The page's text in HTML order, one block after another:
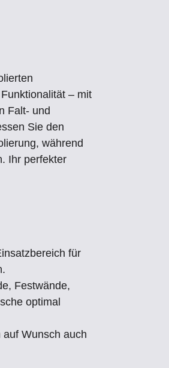
– mit
Falt- und
Sie den
während
Ihr perfekter
für
Festwände,
optimal
Wunsch auch